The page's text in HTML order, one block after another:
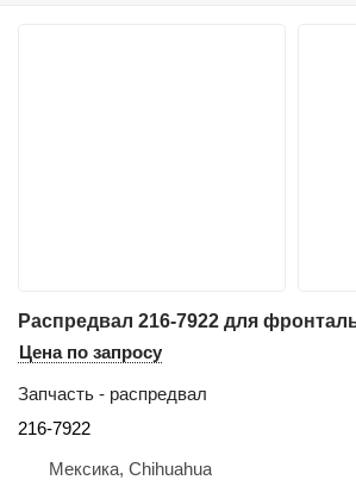
Цена по запросу
Запчасть - распредвал
216-7922
Мексика, Chihuahua